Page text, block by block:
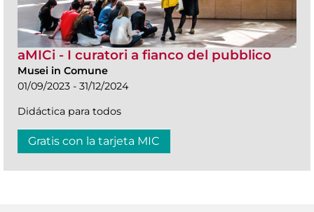
aMICi - I curatori a fianco del pubblico
Musei in Comune
01/09/2023 - 31/12/2024
Didáctica para todos
Gratis con la tarjeta MIC